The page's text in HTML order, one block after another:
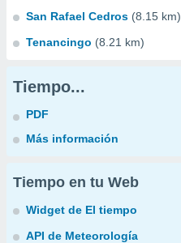
San Rafael Cedros (8.15 km)
Tenancingo (8.21 km)
Tiempo...
PDF
Más información
Tiempo en tu Web
Widget de El tiempo
API de Meteorología